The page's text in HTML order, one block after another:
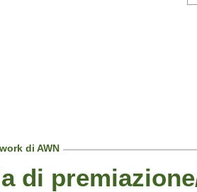
di AWN
di